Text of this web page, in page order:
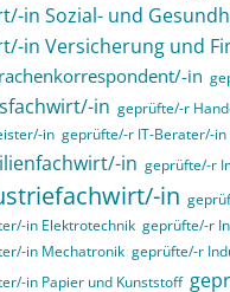
in Sozial- und
in Versicherung und
in
in geprüfte/-r
in geprüfte/-r IT-Berater/-in
in geprüfte/-r
in
in Elektrotechnik geprüfte/-r
in Mechatronik geprüfte/-r
in Papier und Kunststoff